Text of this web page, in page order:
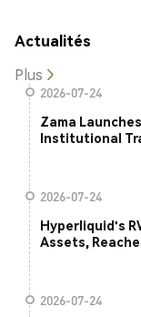
Actualités
Plus
2026-07-24
Zama
Institutional
2026-07-24
Hyperliquid's
Assets,
2026-07-24